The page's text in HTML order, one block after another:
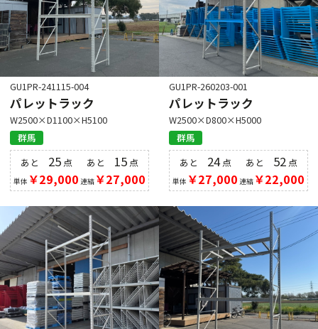
GU1PR-241115-004
パレットラック
W2500×D1100×H5100
群馬
あと 25点
単体 ￥29,000
あと 15 点
連結￥27,000
GU1PR-260203-001
パレットラック
W2500×D800×H5000
群馬
あと 24点
単体 ￥27,000
あと 52 点
連結￥22,000